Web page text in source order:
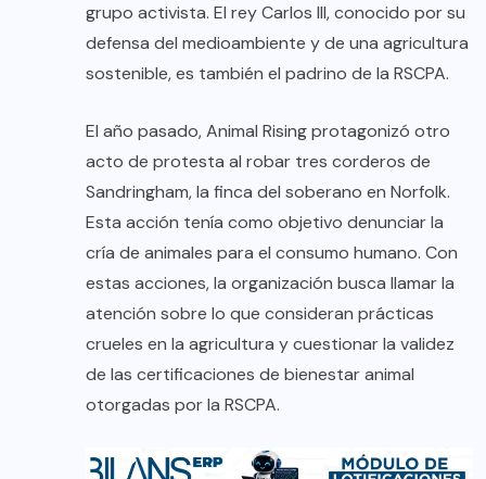
grupo activista. El rey Carlos III, conocido por su
defensa del medioambiente y de una agricultura
sostenible, es también el padrino de la RSCPA.
El año pasado, Animal Rising protagonizó otro
acto de protesta al robar tres corderos de
Sandringham, la finca del soberano en Norfolk.
Esta acción tenía como objetivo denunciar la
cría de animales para el consumo humano. Con
estas acciones, la organización busca llamar la
atención sobre lo que consideran prácticas
crueles en la agricultura y cuestionar la validez
de las certificaciones de bienestar animal
otorgadas por la RSCPA.